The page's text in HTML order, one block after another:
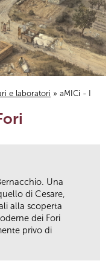
e laboratori » aMICi - I
Una
di Cesare,
alla scoperta
dei Fori
privo di